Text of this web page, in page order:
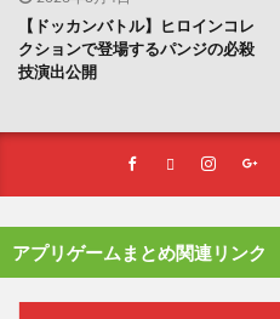
【ドッカンバトル】ヒロインコレ
クションで登場するパンジの必殺
技演出公開
アプリゲームまとめ関連リンク